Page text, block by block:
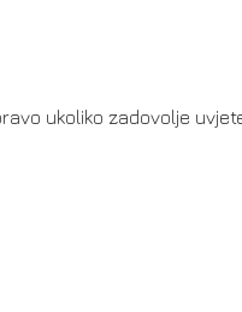
ukoliko zadovolje